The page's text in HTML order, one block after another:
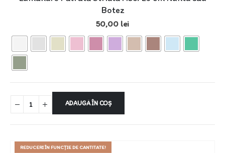
Botez
50,00 lei
ADAUGĂ ÎN COȘ
REDUCERI ÎN FUNCȚIE DE CANTITATE!